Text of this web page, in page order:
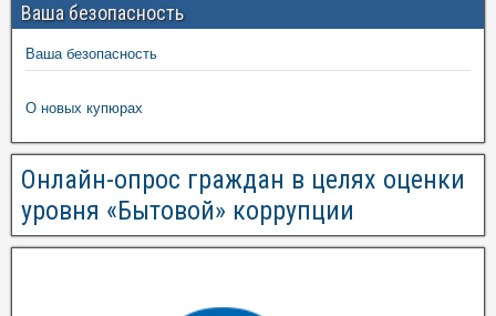
Ваша безопасность
Ваша безопасность
О новых купюрах
Онлайн-опрос граждан в целях оценки
уровня «Бытовой» коррупции